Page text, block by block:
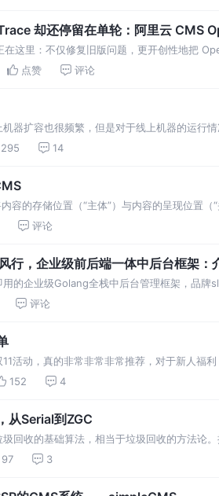
却还停留在单轮：阿里云 CMS
这里：不仅修复旧版问题，更开创性地把
点赞 评论
器扩容也很频繁，但是对于线上机器的运行
同学讨论了下，希望将线上服务器的jvm参
295 14
容的存储位置（“主体”）与内容的呈现位置（
使用和重新混合内容。
评论
行，企业级前后端一体中后台框架：
的企业级Golang全栈中后台管理框架，品牌
评论
活动，真的非常非常非常推荐，对于新人福
跳过看正文。 如何判断对象是否死亡（两
152 4
从Serial到ZGC
圾回收的基础算法，相当于垃圾回收的方法论
的收集器。常用的7种收集器，其适用的范围
97 3